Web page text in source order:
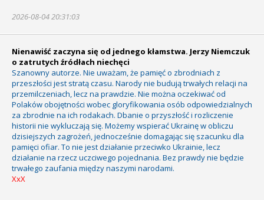
2026-08-04 20:31:03
Nienawiść zaczyna się od jednego kłamstwa. Jerzy Niemczuk
o zatrutych źródłach niechęci
Szanowny autorze. Nie uważam, że pamięć o zbrodniach z
przeszłości jest stratą czasu. Narody nie budują trwałych relacji na
przemilczeniach, lecz na prawdzie. Nie można oczekiwać od
Polaków obojętności wobec gloryfikowania osób odpowiedzialnych
za zbrodnie na ich rodakach. Dbanie o przyszłość i rozliczenie
historii nie wykluczają się. Możemy wspierać Ukrainę w obliczu
dzisiejszych zagrożeń, jednocześnie domagając się szacunku dla
pamięci ofiar. To nie jest działanie przeciwko Ukrainie, lecz
działanie na rzecz uczciwego pojednania. Bez prawdy nie będzie
trwałego zaufania między naszymi narodami.
XxX